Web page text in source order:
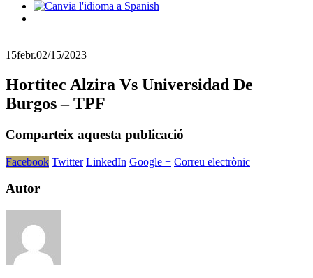
15febr.02/15/2023
Hortitec Alzira Vs Universidad De
Burgos – TPF
Comparteix aquesta publicació
Facebook Twitter LinkedIn Google + Correu electrònic
Autor